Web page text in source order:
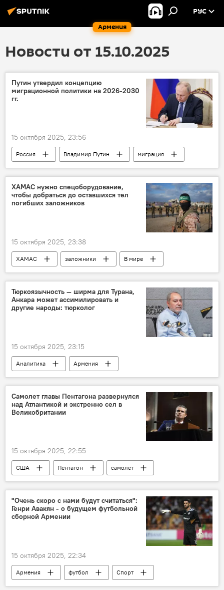
Армения
РУС
Новости от 15.10.2025
Путин утвердил концепцию
миграционной политики на 2026-2030
гг.
15 октября 2025, 23:56
Россия Владимир Путин
миграция
концепция
ХАМАС нужно спецоборудование,
чтобы добраться до оставшихся тел
погибших заложников
15 октября 2025, 23:38
ХАМАС заложники В мире
Тюркоязычность — ширма для Турана,
Анкара может ассимилировать и
другие народы: тюрколог
15 октября 2025, 23:15
Аналитика
Армения
Новости Армения
Политика
Самолет главы Пентагона развернулся
над Атлантикой и экстренно сел в
Великобритании
15 октября 2025, 22:55
США Пентагон
самолет
посадка
В мире
"Очень скоро с нами будут считаться":
Генри Авакян - о будущем футбольной
сборной Армении
15 октября 2025, 22:34
Армения футбол
Спорт
Новости Армения